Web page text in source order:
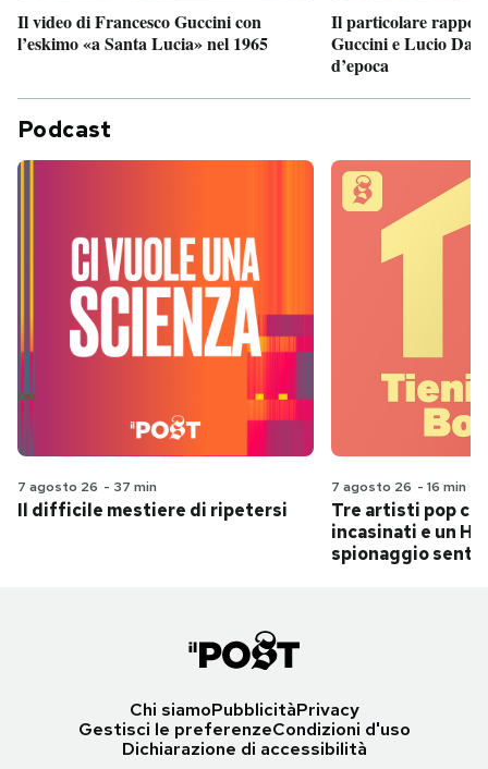
Il video di Francesco Guccini con
l’eskimo «a Santa Lucia» nel 1965
Il particolare
Guccini e Lucio
d’epoca
Podcast
7 agosto 26 - 37 min
Il difficile mestiere di ripetersi
7 agosto 26 - 16 min
Tre artisti pop
incasinati e un
spionaggio
Chi siamoPubblicitàPrivacy
Gestisci le preferenzeCondizioni d'uso
Dichiarazione di accessibilità